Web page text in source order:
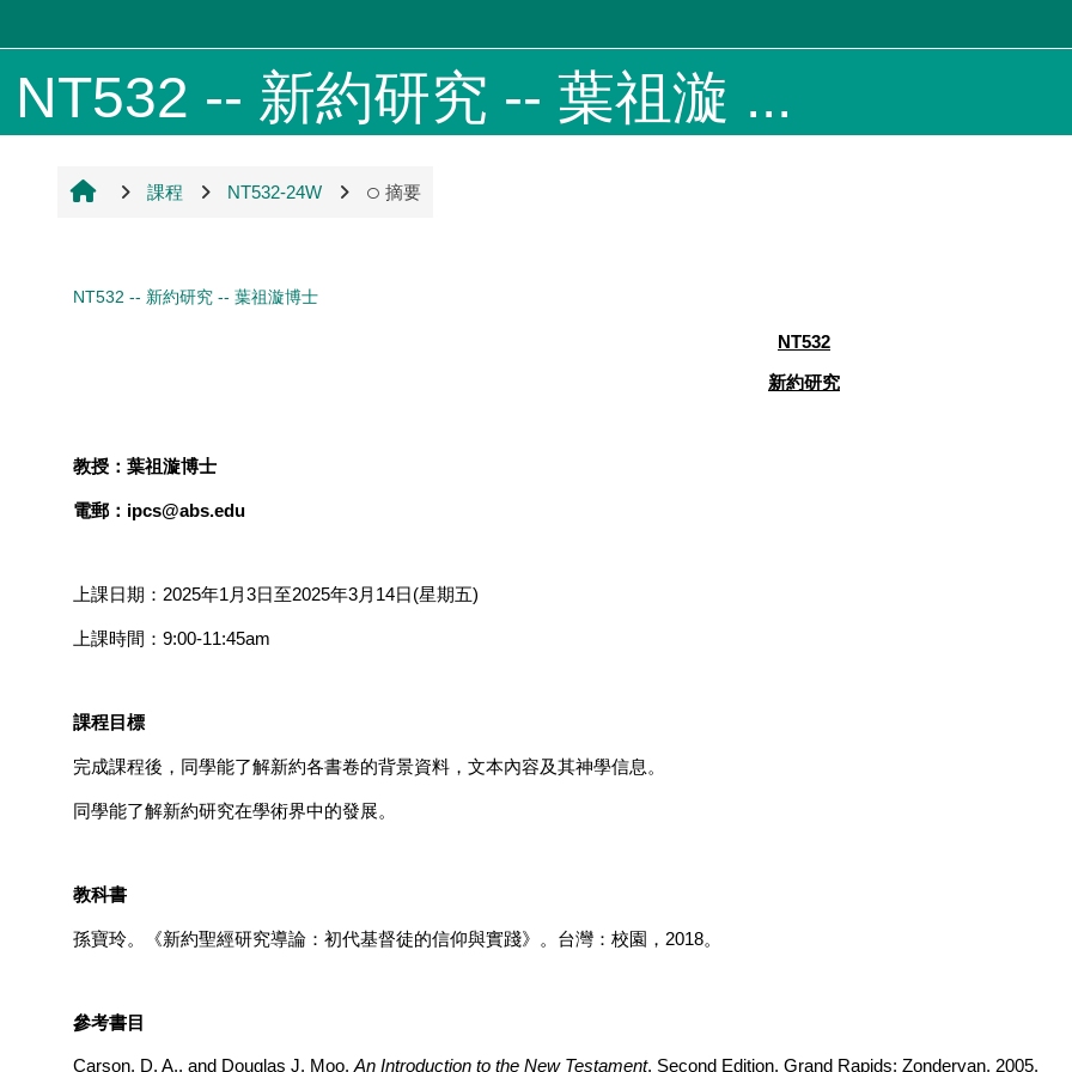
NT532 -- 新約研究 -- 葉祖漩 ...
課程 NT532-24W 摘要
NT532 -- 新約研究 -- 葉祖漩博士
NT532
新約研究
教授 ：葉祖漩博士
電郵 ： ipcs@abs.edu
上課日期： 2025年1 月3日至2025年3月 14日(星期五)
上課時間：9:00-11:45am
課程目標
完成課程後，同學能了解新約各書卷的背景資料，文本內容及其神學信息。
同學能了解新約研究在學術界中的發展。
教科書
孫寶玲。《新約聖經研究導論：初代基督徒的信仰與實踐》。台灣：校園， 2018。
參考書目
Carson, D. A., and Douglas J. Moo.An Introduction to the New Testament. Second Edition. Grand Rapids: Zondervan, 2005.